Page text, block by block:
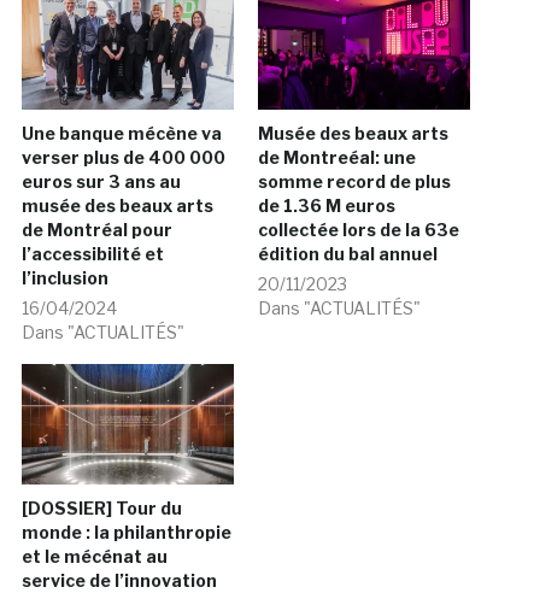
Une banque mécène va
verser plus de 400 000
euros sur 3 ans au
musée des beaux arts
de Montréal pour
l’accessibilité et
l’inclusion
16/04/2024
Dans "ACTUALITÉS"
Musée des beaux arts
de Montreéal: une
somme record de plus
de 1.36 M euros
collectée lors de la 63e
édition du bal annuel
20/11/2023
Dans "ACTUALITÉS"
[DOSSIER] Tour du
monde : la philanthropie
et le mécénat au
service de l’innovation